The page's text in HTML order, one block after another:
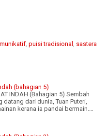
, puisi tradisional , sastera
(bahagian 5)
INDAH (Bahagian 5) Sembah
datang dari dunia, Tuan Puteri,
kerana ia pandai bermain.…